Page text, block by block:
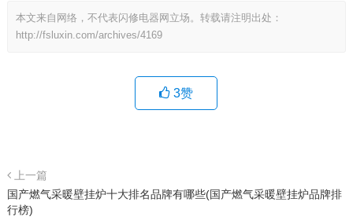
本文来自网络，不代表闪修电器网立场。转载请注明出处：
http://fsluxin.com/archives/4169
3赞
上一篇
国产燃气采暖壁挂炉十大排名品牌有哪些(国产燃气采暖壁挂炉品牌排
行榜)